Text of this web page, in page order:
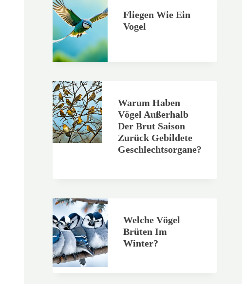
Fliegen Wie Ein
Vogel
Warum Haben
Vögel Außerhalb
Der Brut Saison
Zurück Gebildete
Geschlechtsorgane?
Welche Vögel
Brüten Im
Winter?